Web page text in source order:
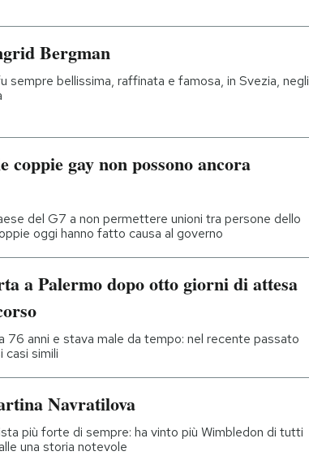
Bergman
sempre bellissima, raffinata e famosa, in Svezia, negli
coppie gay non possono ancora
del G7 a non permettere unioni tra persone dello
oggi hanno fatto causa al governo
a Palermo dopo otto giorni di attesa
76 anni e stava male da tempo: nel recente passato
casi simili
Navratilova
più forte di sempre: ha vinto più Wimbledon di tutti
una storia notevole